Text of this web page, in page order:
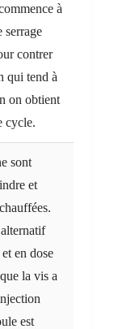
à
serrage
contrer
qui tend à
on obtient
cycle.
sont
et
en dose
la vis a
est